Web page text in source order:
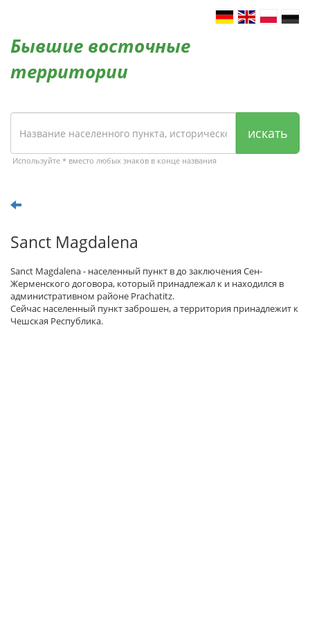
Бывшие восточные
территории
искать
Используйте * вместо любых знаков в конце названия
Sanct Magdalena
Sanct Magdalena - населенный пункт в до заключения Сен-
Жерменского договора, который принадлежал к и находился в
административном районе Prachatitz.
Сейчас населенный пункт заброшен, а территория принадлежит к
Чешская Республика.